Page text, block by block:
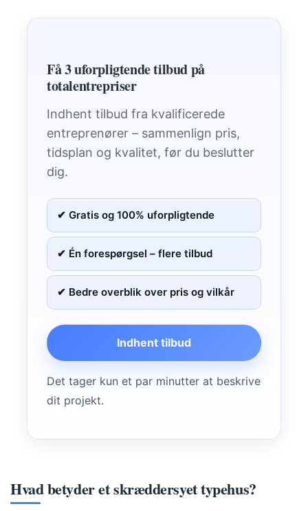
Få 3 uforpligtende tilbud på
totalentrepriser
Indhent tilbud fra kvalificerede
entreprenører – sammenlign pris,
tidsplan og kvalitet, før du beslutter
dig.
✔ Gratis og 100% uforpligtende
✔ Én forespørgsel – flere tilbud
✔ Bedre overblik over pris og vilkår
Indhent tilbud
Det tager kun et par minutter at beskrive
dit projekt.
Hvad betyder et skræddersyet typehus?